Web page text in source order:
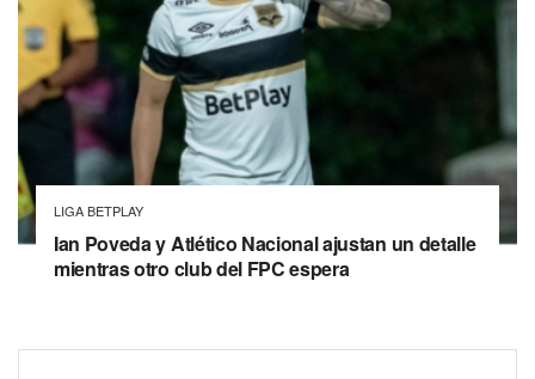
LIGA BETPLAY
Ian Poveda y Atlético Nacional ajustan un detalle
mientras otro club del FPC espera